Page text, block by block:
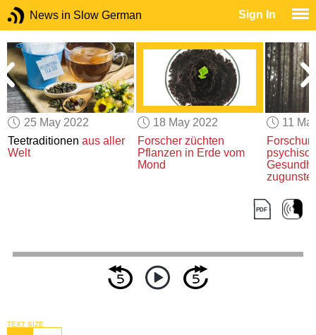
News in Slow German Sign In
25 May 2022
Teetraditionenaus aller
Welt
18 May 2022
Forscher züchten
Pflanzen in Erde vom
Mond
11
TEXT SIZE